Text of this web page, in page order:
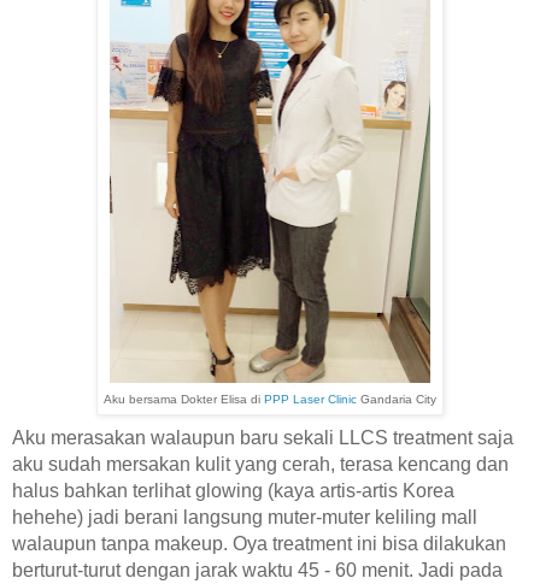
Aku bersama Dokter Elisa di PPP Laser Clinic Gandaria City
Aku merasakan walaupun baru sekali LLCS treatment saja
aku sudah mersakan kulit yang cerah, terasa kencang dan
halus bahkan terlihat glowing (kaya artis-artis Korea
hehehe) jadi berani langsung muter-muter keliling mall
walaupun tanpa makeup. Oya treatment ini bisa dilakukan
berturut-turut dengan jarak waktu 45 - 60 menit. Jadi pada